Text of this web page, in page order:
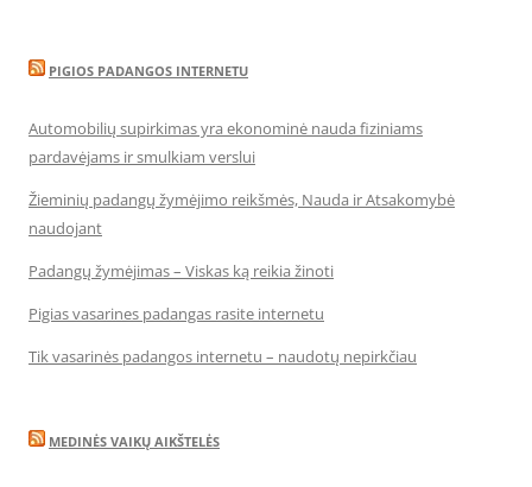
PIGIOS PADANGOS INTERNETU
Automobilių supirkimas yra ekonominė nauda fiziniams
pardavėjams ir smulkiam verslui
Žieminių padangų žymėjimo reikšmės, Nauda ir Atsakomybė
naudojant
Padangų žymėjimas – Viskas ką reikia žinoti
Pigias vasarines padangas rasite internetu
Tik vasarinės padangos internetu – naudotų nepirkčiau
MEDINĖS VAIKŲ AIKŠTELĖS